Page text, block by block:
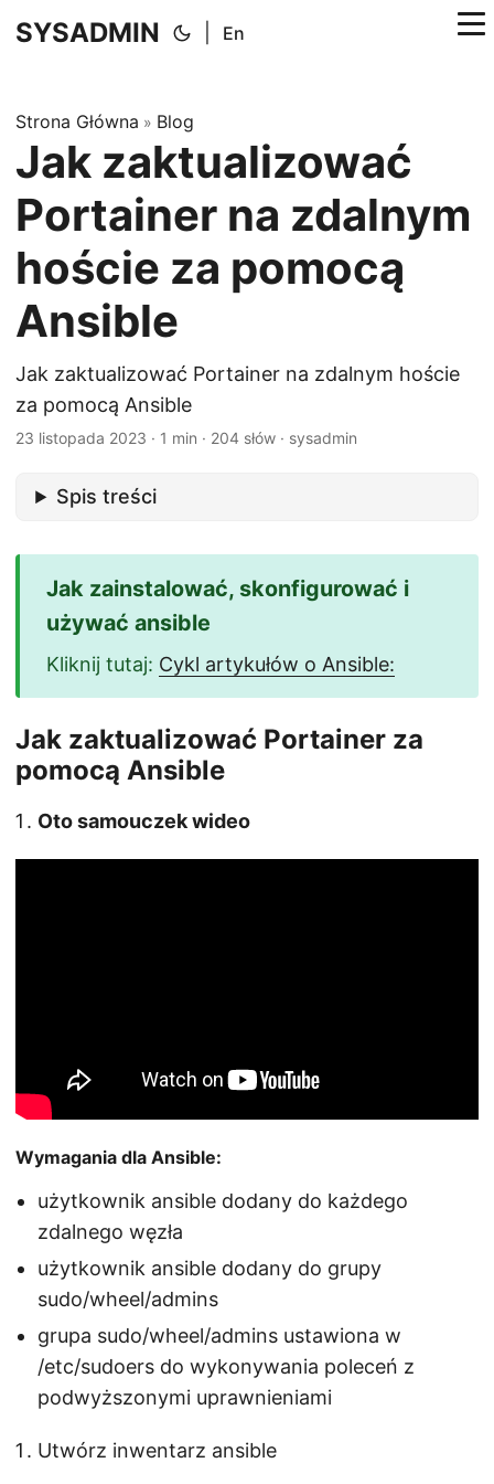
SYSADMIN En
Strona Główna » Blog
Jak zaktualizować
Portainer na zdalnym
hoście za pomocą
Ansible
Jak zaktualizować Portainer na zdalnym hoście
za pomocą Ansible
23 listopada 2023 · 1 min · 204 słów · sysadmin
Spis treści
Kliknij tutaj: Cykl artykułów o Ansible:
Jak zaktualizować Portainer za
pomocą Ansible
Oto samouczek wideo
Wymagania dla Ansible:
użytkownik ansible dodany do każdego
zdalnego węzła
użytkownik ansible dodany do grupy
sudo/wheel/admins
grupa sudo/wheel/admins ustawiona w
/etc/sudoers do wykonywania poleceń z
podwyższonymi uprawnieniami
Utwórz inwentarz ansible